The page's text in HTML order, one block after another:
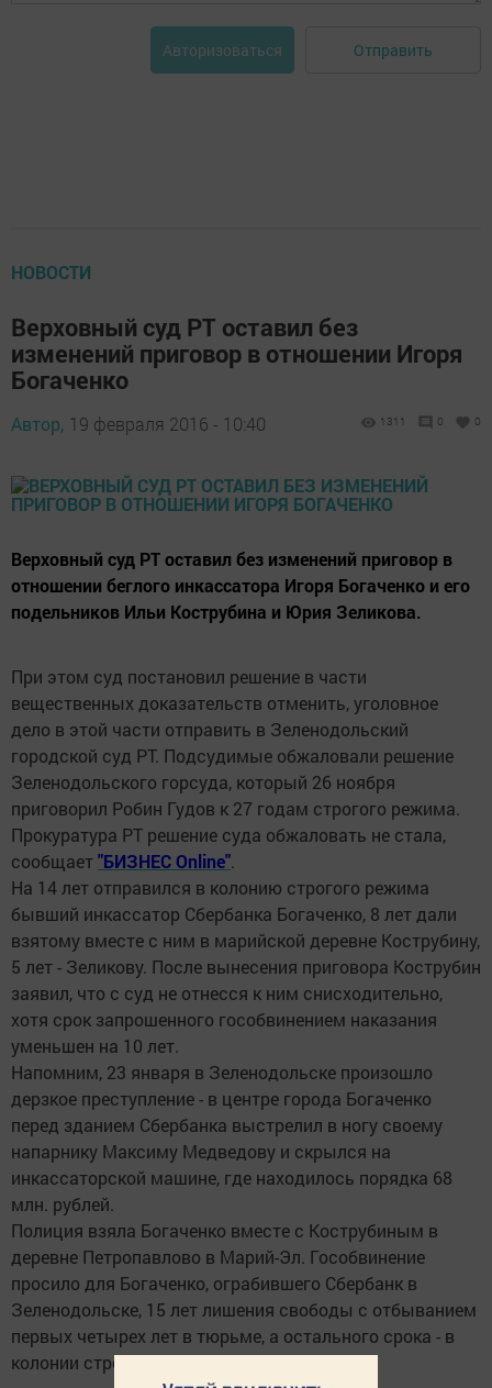
Авторизоваться Отправить
НОВОСТИ
Верховный суд РТ оставил без
изменений приговор в отношении Игоря
Богаченко
Автор, 19 февраля 2016 - 10:40 1311 0 0
Верховный суд РТ оставил без изменений приговор в
отношении беглого инкассатора Игоря Богаченко и его
подельников Ильи Кострубина и Юрия Зеликова.
При этом суд постановил решение в части
вещественных доказательств отменить, уголовное
дело в этой части отправить в Зеленодольский
городской суд РТ. Подсудимые обжаловали решение
Зеленодольского горсуда, который 26 ноября
приговорил Робин Гудов к 27 годам строгого режима.
Прокуратура РТ решение суда обжаловать не стала,
сообщает"БИЗНЕС Online".
На 14 лет отправился в колонию строгого режима
бывший инкассатор Сбербанка Богаченко, 8 лет дали
взятому вместе с ним в марийской деревне Кострубину,
5 лет - Зеликову. После вынесения приговора Кострубин
заявил, что с суд не отнесся к ним снисходительно,
хотя срок запрошенного гособвинением наказания
уменьшен на 10 лет.
Напомним, 23 января в Зеленодольске произошло
дерзкое преступление - в центре города Богаченко
перед зданием Сбербанка выстрелил в ногу своему
напарнику Максиму Медведову и скрылся на
инкассаторской машине, где находилось порядка 68
млн. рублей.
Полиция взяла Богаченко вместе с Кострубиным в
деревне Петропавлово в Марий-Эл. Гособвинение
просило для Богаченко, ограбившего Сбербанк в
Зеленодольске, 15 лет лишения свободы с отбыванием
первых четырех лет в тюрьме, а остального срока - в
колонии строгого режима.